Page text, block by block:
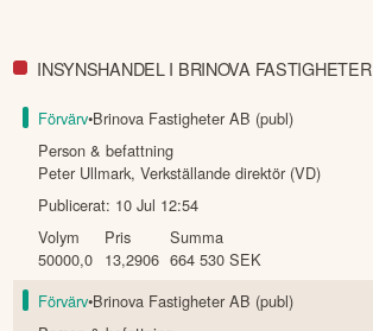
INSYNSHANDEL I BRINOVA FASTIGHETER
Förvärv•Brinova Fastigheter AB (publ)
Person & befattning
Peter Ullmark,Verkställande direktör (VD)
Publicerat: 10 Jul 12:54
Volym
50000,0
Pris
13,2906
Summa
664 530 SEK
Förvärv•Brinova Fastigheter AB (publ)